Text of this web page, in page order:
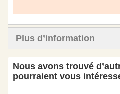
Plus d’information
Nous avons trouvé
pourraient vous